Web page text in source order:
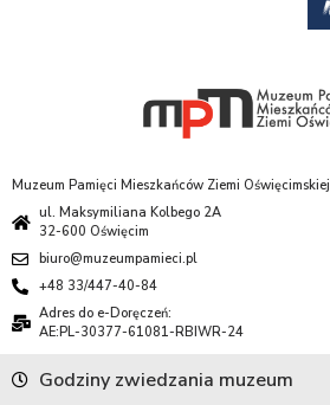
Muzeum Pamięci Mieszkańców Ziemi Oświęcimskiej
ul. Maksymiliana Kolbego 2A
32-600 Oświęcim
biuro@muzeumpamieci.pl
+48 33/447-40-84
Adres do e-Doręczeń:
AE:PL-30377-61081-RBIWR-24
Godziny zwiedzania muzeum